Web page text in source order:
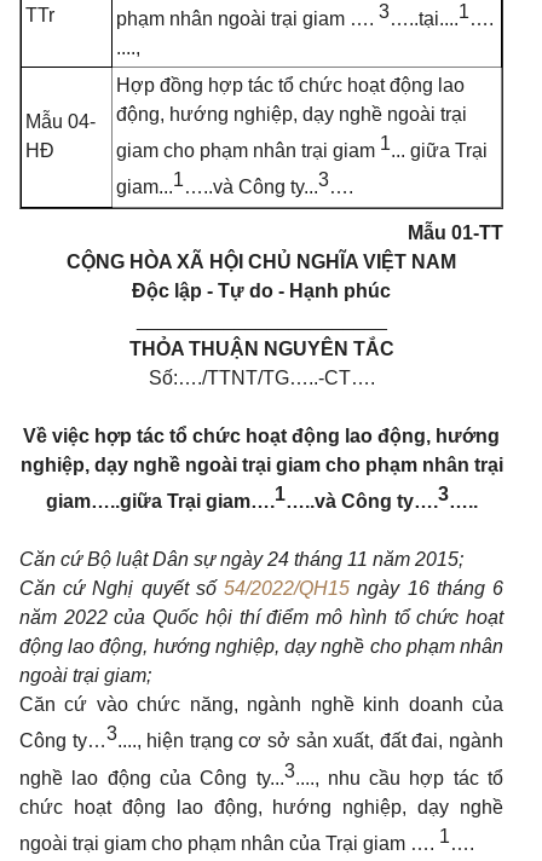
TTr
phạm nhân ngoài trại giam …. 3…..tại....1….
....,
Mẫu 04-
HĐ
Hợp đồng hợp tác tổ chức hoạt động lao
động, hướng nghiệp, dạy nghề ngoài trại
giam cho phạm nhân trại giam 1... giữa Trại
giam...1…..và Công ty...3….
Mẫu 01-TT
CỘNG HÒA XÃ HỘI CHỦ NGHĨA VIỆT NAM
Độc lập - Tự do - Hạnh phúc
THỎA THUẬN NGUYÊN TẮC
Số:…./TTNT/TG…..-CT….
Về việc hợp tác tổ chức hoạt động lao động, hướng
nghiệp, dạy nghề ngoài trại giam cho phạm nhân trại
giam…..giữa Trại giam….1…..và Công ty….3…..
Căn cứ Bộ luật Dân sự ngày 24 tháng 11 năm 2015;
Căn cứ Nghị quyết số54/2022/QH15 ngày 16 tháng 6
năm 2022 của Quốc hội thí điểm mô hình tổ chức hoạt
động lao động, hướng nghiệp, dạy nghề cho phạm nhân
ngoài trại giam;
Căn cứ vào chức năng, ngành nghề kinh doanh của
Công ty…3...., hiện trạng cơ sở sản xuất, đất đai, ngành
nghề lao động của Công ty...3...., nhu cầu hợp tác tổ
chức hoạt động lao động, hướng nghiệp, dạy nghề
ngoài trại giam cho phạm nhân của Trại giam …. 1….